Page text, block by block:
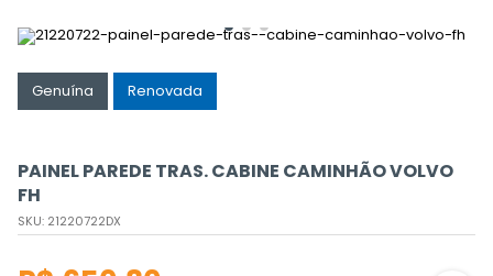
Genuína Renovada
PAINEL PAREDE TRAS. CABINE CAMINHÃO VOLVO
FH
SKU: 21220722DX